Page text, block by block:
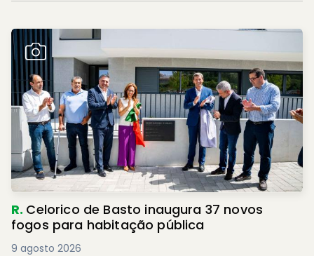
R. Celorico de Basto inaugura 37 novos
fogos para habitação pública
9 agosto 2026